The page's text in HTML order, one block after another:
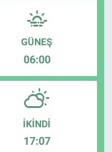
GÜNEŞ
06:00
İKINDI
17:07